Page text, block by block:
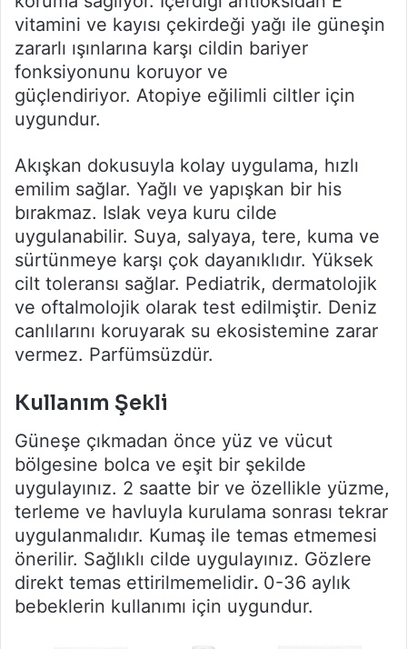
vitamini ve kayısı çekirdeği yağı ile güneşin
zararlı ışınlarına karşı cildin bariyer
fonksiyonunu koruyor ve
güçlendiriyor. Atopiye eğilimli ciltler için
uygundur.
Akışkan dokusuyla kolay uygulama, hızlı
emilim sağlar. Yağlı ve yapışkan bir his
bırakmaz. Islak veya kuru cilde
uygulanabilir. Suya, salyaya, tere, kuma ve
sürtünmeye karşı çok dayanıklıdır. Yüksek
cilt toleransı sağlar. Pediatrik, dermatolojik
ve oftalmolojik olarak test edilmiştir. Deniz
canlılarını koruyarak su ekosistemine zarar
vermez. Parfümsüzdür.
Kullanım Şekli
Güneşe çıkmadan önce yüz ve vücut
bölgesine bolca ve eşit bir şekilde
uygulayınız. 2 saatte bir ve özellikle yüzme,
terleme ve havluyla kurulama sonrası tekrar
uygulanmalıdır. Kumaş ile temas etmemesi
önerilir. Sağlıklı cilde uygulayınız. Gözlere
direkt temas ettirilmemelidir. 0-36 aylık
bebeklerin kullanımı için uygundur.